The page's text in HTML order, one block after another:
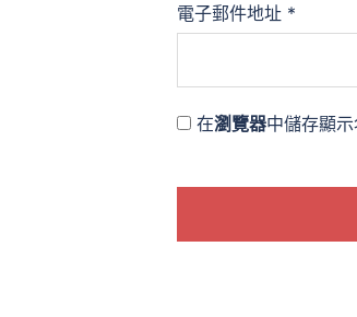
電子郵件地址 *
在瀏覽器中儲存顯